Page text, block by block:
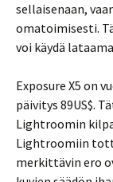
sellaisenaan,
omatoimisesti.
voi käydä
Exposure X5 on
päivitys 89US$.
Lightroomin
Lightroomiin
merkittävin ero